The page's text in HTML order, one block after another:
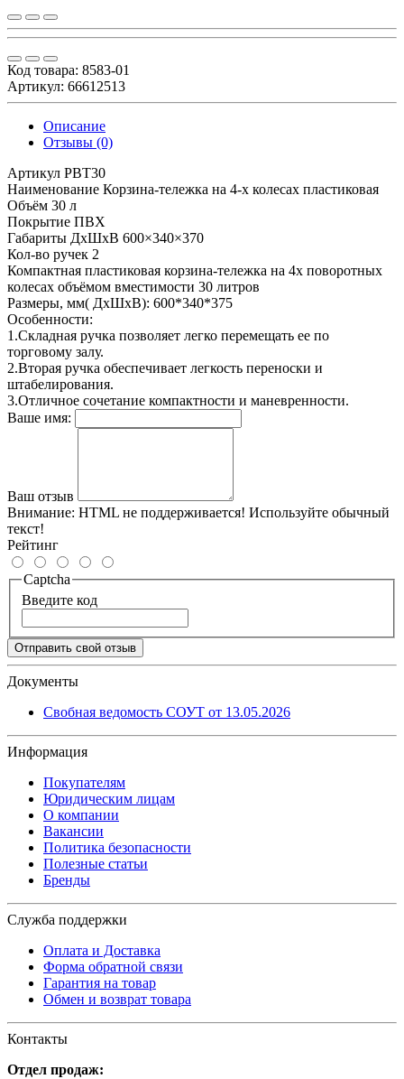
Код товара: 8583-01
Артикул: 66612513
Описание
Отзывы (0)
Артикул PBT30
Наименование Корзина-тележка на 4-х колесах пластиковая
Объём 30 л
Покрытие ПВХ
Габариты ДхШхВ 600×340×370
Кол-во ручек 2
Компактная пластиковая корзина-тележка на 4х поворотных
колесах объёмом вместимости 30 литров
Размеры, мм( ДхШхВ): 600*340*375
Особенности:
1.Складная ручка позволяет легко перемещать ее по
торговому залу.
2.Вторая ручка обеспечивает легкость переноски и
штабелирования.
3.Отличное сочетание компактности и маневренности.
Ваше имя:
Ваш отзыв
Внимание: HTML не поддерживается! Используйте обычный
текст!
Рейтинг
Captcha
Введите код
Отправить свой отзыв
Документы
Свобная ведомость СОУТ от 13.05.2026
Информация
Покупателям
Юридическим лицам
О компании
Вакансии
Политика безопасности
Полезные статьи
Бренды
Служба поддержки
Оплата и Доставка
Форма обратной связи
Гарантия на товар
Обмен и возврат товара
Контакты
Отдел продаж: